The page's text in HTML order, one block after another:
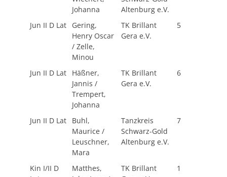
Johanna
Altenburg e.V.
Jun II D Lat
Gering,
Henry Oscar
/ Zelle,
Minou
TK Brillant
Gera e.V.
5
Jun II D Lat
Häßner,
Jannis /
Trempert,
Johanna
TK Brillant
Gera e.V.
6
Jun II D Lat
Buhl,
Maurice /
Leuschner,
Mara
Tanzkreis
Schwarz-Gold
Altenburg e.V.
7
Kin I/II D
Matthes,
TK Brillant
1